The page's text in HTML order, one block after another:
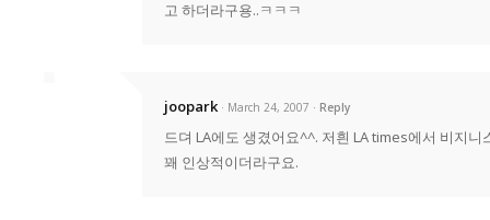
고 하더라구용..ㅋㅋㅋ
joopark · March 24, 2007 Reply
드뎌 LA에도 생겼어요^^. 저흰 LA times에서 비지
꽤 인상적이더라구요.